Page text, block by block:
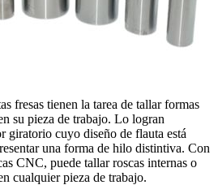
fresas tienen la tarea de tallar formas
su pieza de trabajo. Lo logran
giratorio cuyo diseño de flauta está
una forma de hilo distintiva. Con
CNC, puede tallar roscas internas o
cualquier pieza de trabajo.